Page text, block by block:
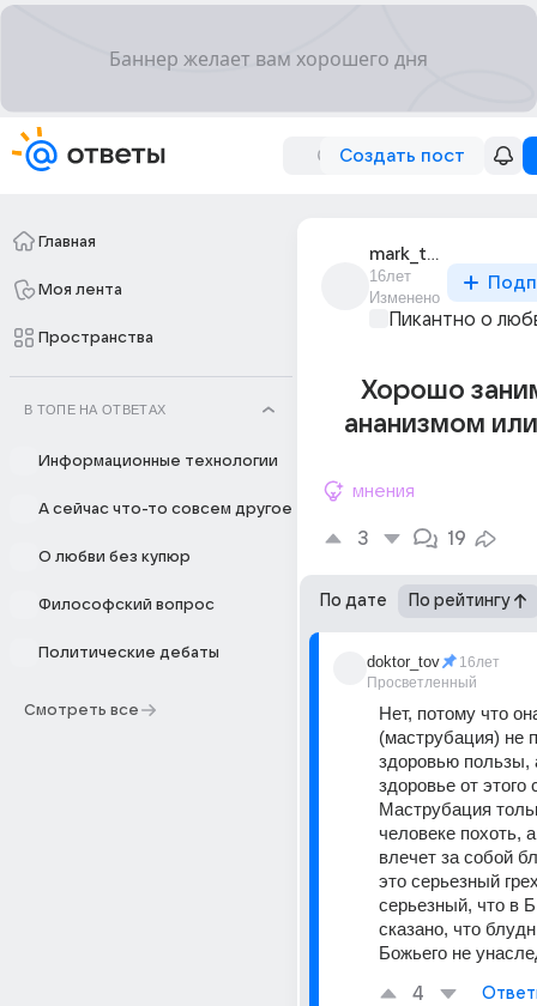
Создать пост
Главная
Моя лента
Пространства
В ТОПЕ НА ОТВЕТАХ
Информационные технологии
А сейчас что-то совсем другое
О любви без купюр
Философский вопрос
Политические дебаты
Смотреть все
mark_tamrazov
16лет
Изменено
Пикантно о
Хорошо
ананизмом
мнения
3 19
По дате По рейтингу
doktor_tov
Просветленный
16лет
Нет, потому что
(маструбация) не
здоровью пользы,
здоровье от этого
Маструбация
человеке похоть,
влечет за собой
это серьезный
серьезный, что в
сказано, что
Божьего не
4